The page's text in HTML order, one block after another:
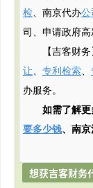
检、南京代办公
司、申请政府高
【吉客财
让、 专利检索、
办服务。
如需了解
要多少钱、南
想获吉客财务